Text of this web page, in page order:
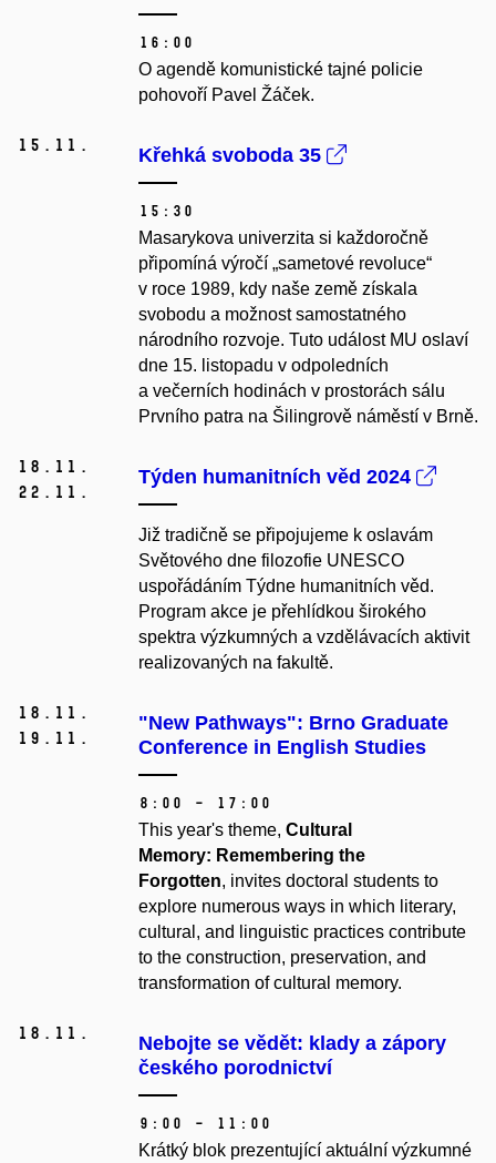
16:00
O agendě komunistické tajné policie
pohovoří Pavel Žáček.
15. 11. Křehká svoboda 35
15:30
Masarykova univerzita si každoročně
připomíná výročí „sametové revoluce“
v roce 1989, kdy naše země získala
svobodu a možnost samostatného
národního rozvoje. Tuto událost MU oslaví
dne 15. listopadu v odpoledních
a večerních hodinách v prostorách sálu
Prvního patra na Šilingrově náměstí v Brně.
18. 11.
22. 11.
Týden humanitních věd 2024
Již tradičně se připojujeme k oslavám
Světového dne filozofie UNESCO
uspořádáním Týdne humanitních věd.
Program akce je přehlídkou širokého
spektra výzkumných a vzdělávacích aktivit
realizovaných na fakultě.
18. 11.
19. 11.
"New Pathways": Brno Graduate
Conference in English Studies
8:00 – 17:00
This year's theme, Cultural
Memory: Remembering the
Forgotten, invites doctoral students to
explore numerous ways in which literary,
cultural, and linguistic practices contribute
to the construction, preservation, and
transformation of cultural memory.
18. 11.
Nebojte se vědět: klady a zápory
českého porodnictví
9:00 – 11:00
Krátký blok prezentující aktuální výzkumné